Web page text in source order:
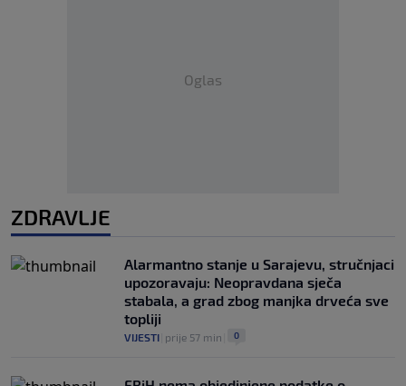
Oglas
ZDRAVLJE
Alarmantno stanje u Sarajevu, stručnjaci
upozoravaju: Neopravdana sječa
stabala, a grad zbog manjka drveća sve
topliji
VIJESTI prije 57 min 0